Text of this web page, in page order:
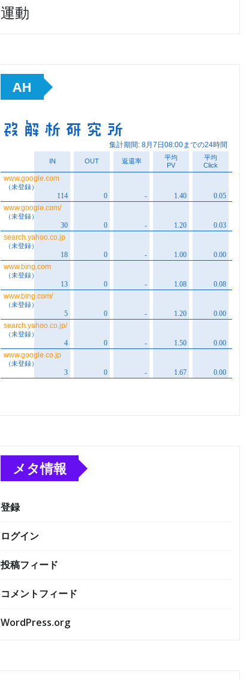
運動
AH
メタ情報
登録
ログイン
投稿フィード
コメントフィード
WordPress.org